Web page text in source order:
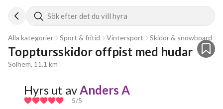
Sök efter det du vill hyra
Alla kategorier Sport & fritid Vintersport Skidor & snowboard
Topptursskidor offpist med hudar
Solhem, 11.1 km
Hyrs ut avAnders A
5/5